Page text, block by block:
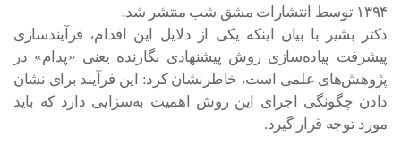
۱۳۹۴ توسط انتشارات مشق شب منتشر شد.
دکتر بشیر با بیان اینکه یکی از دلایل این اقدام، فرآیندسازی
پیشرفت پیاده‌سازی روش پیشنهادی نگارنده یعنی «پدام» در
پژوهش‌های علمی است، خاطرنشان کرد: این فرآیند برای نشان
دادن چگونگی اجرای این روش اهمیت به‌سزایی دارد که باید
مورد توجه قرار گیرد.